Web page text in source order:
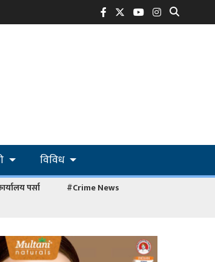
विविध
पर्सा
#Crime News